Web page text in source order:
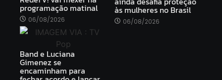
programação matinal
06/08/2026
às mulheres no Brasil
06/08/2026
Band e Luciana
Gimenez se
encaminham para